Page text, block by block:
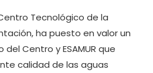
Tecnológico de la
ha puesto en valor un
Centro y ESAMUR que
calidad de las aguas